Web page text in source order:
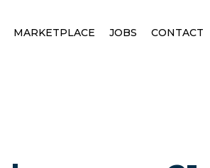
MARKETPLACE JOBS CONTACT